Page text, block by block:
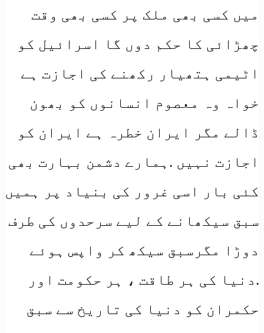
میں کسی بھی ملک پر کسی بھی وقت
چھڑائی کا حکم دوں گا اسرائیل کو
اٹیمی ہتھیار رکھنے کی اجازت ہے
خواہ وہ معصوم انسانوں کو بھون
ڈالے مگر ایران خطرہ ہے ایران کو
اجازت نہیں .ہمارے دشمن بہارت بھی
کئی بار اسی غرور کی بنیاد پر ہمیں
سبق سیکھانے کے لیے سرحدوں کی طرف
دوڑا مگرسبق سیکھ کر واپس ہوئے
.دنیا کی ہر طاقت ، ہر حکومت اور
حکمران کو دنیا کی تاریخ سے سبق